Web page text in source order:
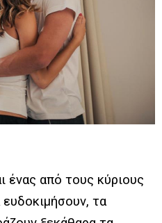
ένας από τους κύριους
ευδοκιμήσουν, τα